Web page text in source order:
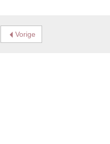
Vorige